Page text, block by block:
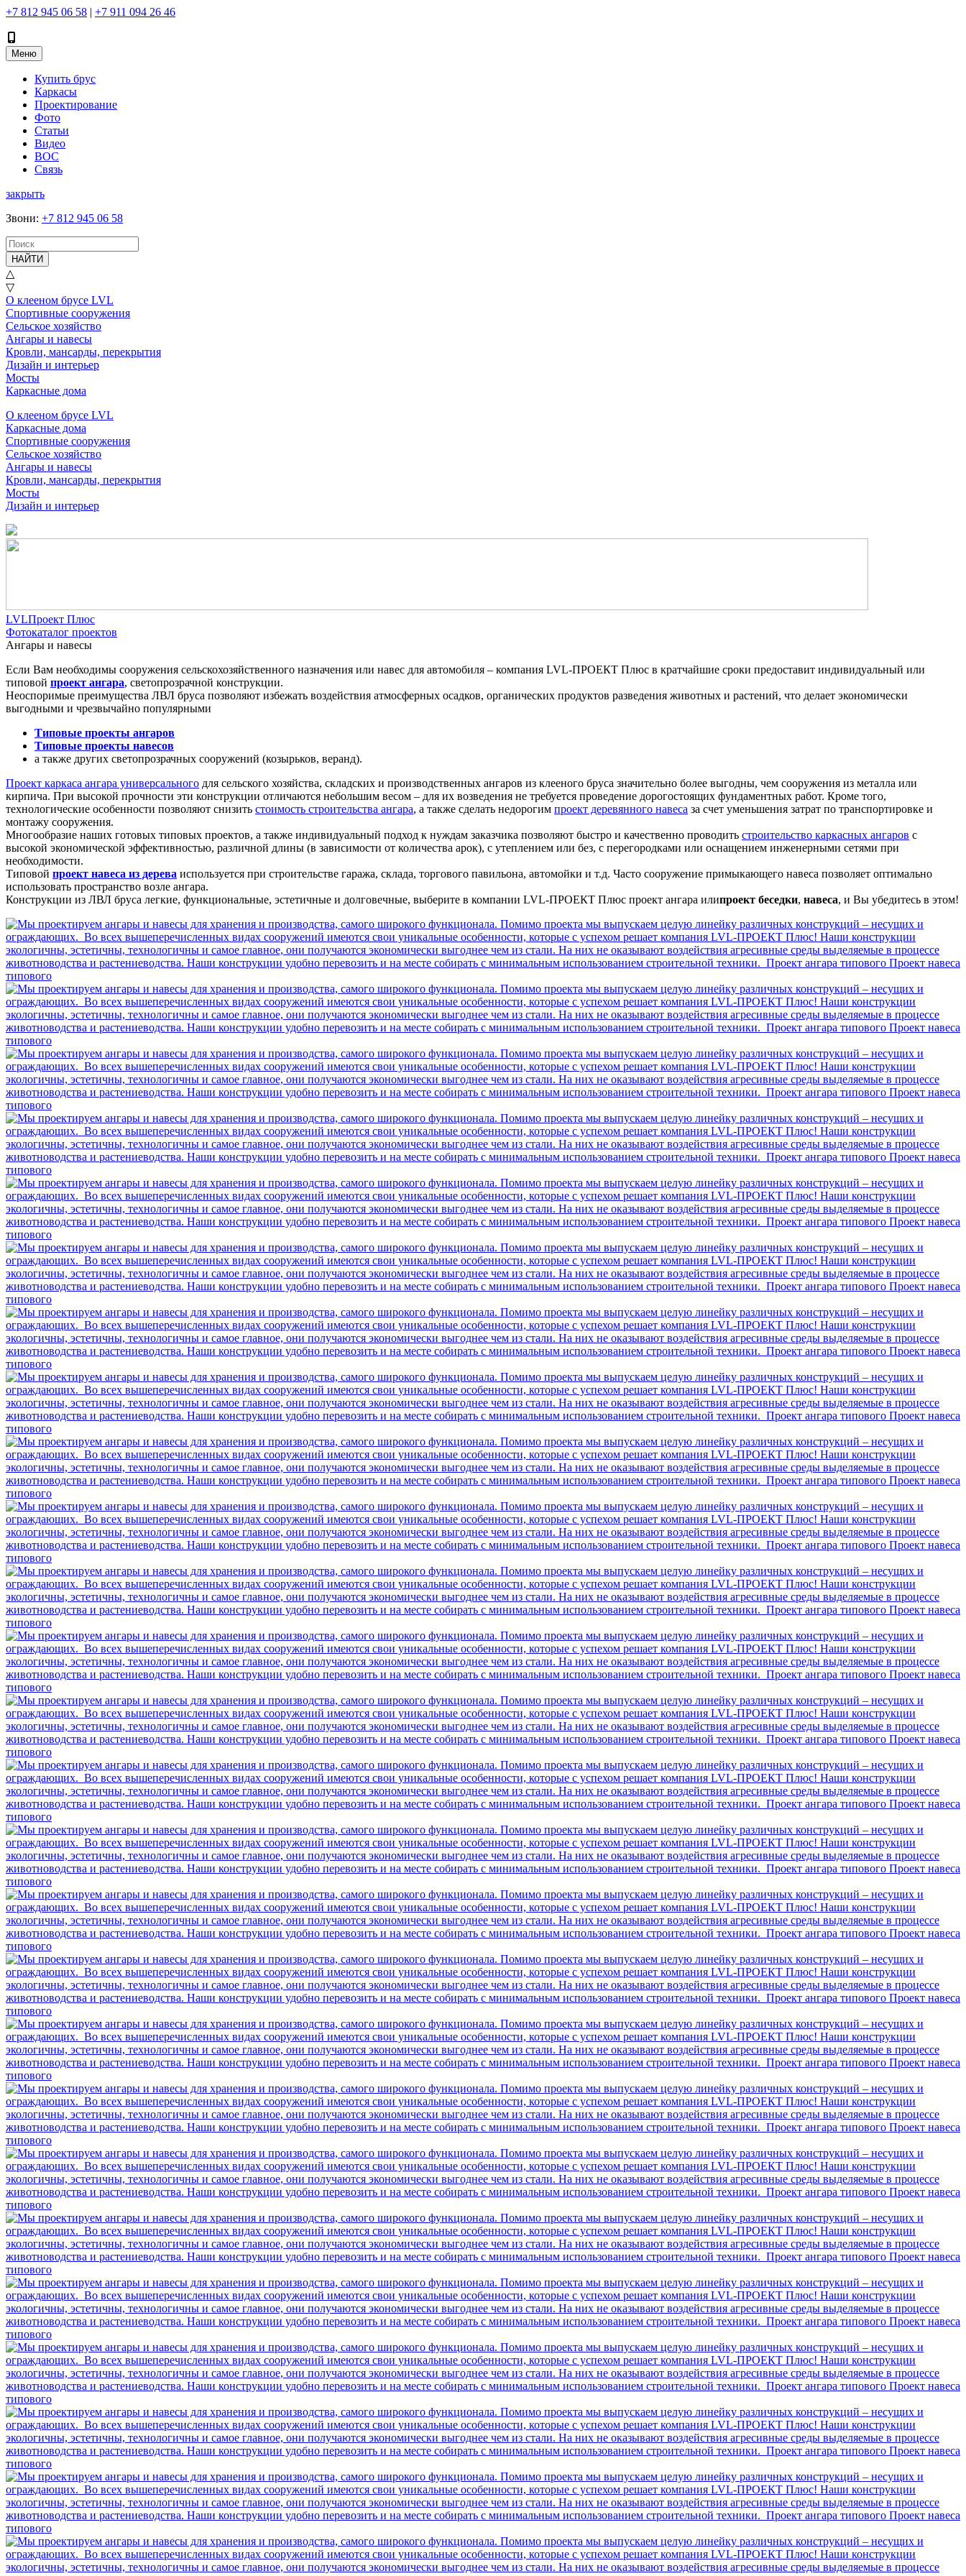
+7 812 945 06 58 | +7 911 094 26 46
Меню
Купить брус
Каркасы
Проектирование
Фото
Статьи
Видео
ВОС
Связь
закрыть
Звони: +7 812 945 06 58
НАЙТИ
△
▽
О клееном брусе LVL
Спортивные сооружения
Сельское хозяйство
Ангары и навесы
Кровли, мансарды, перекрытия
Дизайн и интерьер
Мосты
Каркасные дома
О клееном брусе LVL
Каркасные дома
Спортивные сооружения
Сельское хозяйство
Ангары и навесы
Кровли, мансарды, перекрытия
Мосты
Дизайн и интерьер
LVLПроект Плюс
Фотокаталог проектов
Ангары и навесы
Если Вам необходимы сооружения сельскохозяйственного назначения или навес для автомобиля – компания LVL-ПРОЕКТ Плюс в кратчайшие сроки предоставит индивидуальный или
типовой проект ангара, светопрозрачной конструкции.
Неоспоримые преимущества ЛВЛ бруса позволяют избежать воздействия атмосферных осадков, органических продуктов разведения животных и растений, что делает экономически
выгодными и чрезвычайно популярными
Типовые проекты ангаров
Типовые проекты навесов
а также других светопрозрачных сооружений (козырьков, веранд).
Проект каркаса ангара универсального для сельского хозяйства, складских и производственных ангаров из клееного бруса значительно более выгодны, чем сооружения из металла или
кирпича. При высокой прочности эти конструкции отличаются небольшим весом – для их возведения не требуется проведение дорогостоящих фундаментных работ. Кроме того,
технологические особенности позволяют снизить стоимость строительства ангара, а также сделать недорогим проект деревянного навеса за счет уменьшения затрат по транспортировке и
монтажу сооружения.
Многообразие наших готовых типовых проектов, а также индивидуальный подход к нуждам заказчика позволяют быстро и качественно проводить строительство каркасных ангаров с
высокой экономической эффективностью, различной длины (в зависимости от количества арок), с утеплением или без, с перегородками или оснащением инженерными сетями при
необходимости.
Типовой проект навеса из дерева используется при строительстве гаража, склада, торгового павильона, автомойки и т.д. Часто сооружение примыкающего навеса позволяет оптимально
использовать пространство возле ангара.
Конструкции из ЛВЛ бруса легкие, функциональные, эстетичные и долговечные, выберите в компании LVL-ПРОЕКТ Плюс проект ангара илипроект беседки, навеса, и Вы убедитесь в этом!